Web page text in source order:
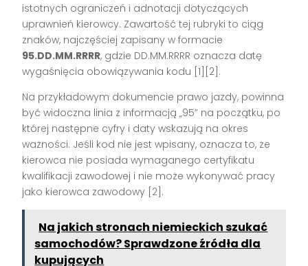
istotnych ograniczeń i adnotacji dotyczących
uprawnień kierowcy. Zawartość tej rubryki to ciąg
znaków, najczęściej zapisany w formacie
95.DD.MM.RRRR, gdzie DD.MM.RRRR oznacza datę
wygaśnięcia obowiązywania kodu [1][2].
Na przykładowym dokumencie prawo jazdy, powinna
być widoczna linia z informacją „95” na początku, po
której następne cyfry i daty wskazują na okres
ważności. Jeśli kod nie jest wpisany, oznacza to, że
kierowca nie posiada wymaganego certyfikatu
kwalifikacji zawodowej i nie może wykonywać pracy
jako kierowca zawodowy [2].
Na jakich stronach niemieckich szukać
samochodów? Sprawdzone źródła dla
kupujących